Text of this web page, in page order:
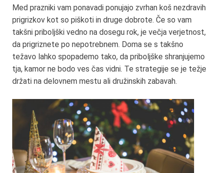
Med prazniki vam ponavadi ponujajo zvrhan koš nezdravih
prigrizkov kot so piškoti in druge dobrote. Če so vam
takšni priboljški vedno na dosegu rok, je večja verjetnost,
da prigriznete po nepotrebnem. Doma se s takšno
težavo lahko spopademo tako, da priboljške shranjujemo
tja, kamor ne bodo ves čas vidni. Te strategije se je težje
držati na delovnem mestu ali družinskih zabavah.